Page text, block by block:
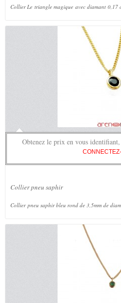
Collier Le triangle magique avec diamant 0,17
Obtenez le prix en vous
Collier pneu saphir
Collier pneu saphir bleu rond de 3,5mm de